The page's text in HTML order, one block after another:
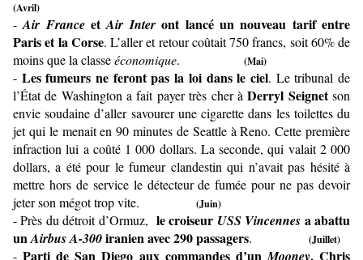
(Avril)
-Air FranceetAir Interont lancé un nouveau tarif entre
Paris et la Corse. L’aller et retour coûtait 750 francs, soit 60% de
moins que la classeéconomique. (Mai)
- Les fumeurs ne feront pas la loi dans le ciel. Le tribunal de
l’État de Washington a fait payer très cher àDerryl Seignetson
envie soudaine d’aller savourer une cigarette dans les toilettes du
jet qui le menait en 90 minutes de Seattle à Reno. Cette première
infraction lui a coûté 1 000 dollars. La seconde, qui valait 2 000
dollars, a été pour le fumeur clandestin qui n’avait pas hésité à
mettre hors de service le détecteur de fumée pour ne pas devoir
jeter son mégot trop vite.
(Juin)
- Près du détroit d’Ormuz, le croiseur USS Vincennes a abattu
unAirbus A-300iranien avec 290 passagers. (Juillet)
-Parti de San Diego aux commandes d’unMooney, Chris